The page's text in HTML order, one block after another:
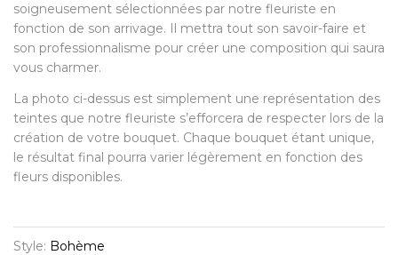
soigneusement sélectionnées par notre fleuriste en
fonction de son arrivage. Il mettra tout son savoir-faire et
son professionnalisme pour créer une composition qui saura
vous charmer.
La photo ci-dessus est simplement une représentation des
teintes que notre fleuriste s’efforcera de respecter lors de la
création de votre bouquet. Chaque bouquet étant unique,
le résultat final pourra varier légèrement en fonction des
fleurs disponibles.
Style: Bohème